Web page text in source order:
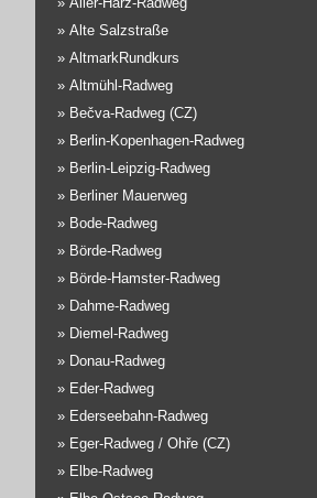
» Alte Salzstraße
» AltmarkRundkurs
» Altmühl-Radweg
» Bečva-Radweg (CZ)
» Berlin-Kopenhagen-Radweg
» Berlin-Leipzig-Radweg
» Berliner Mauerweg
» Bode-Radweg
» Börde-Radweg
» Börde-Hamster-Radweg
» Dahme-Radweg
» Diemel-Radweg
» Donau-Radweg
» Eder-Radweg
» Ederseebahn-Radweg
» Eger-Radweg / Ohře (CZ)
» Elbe-Radweg